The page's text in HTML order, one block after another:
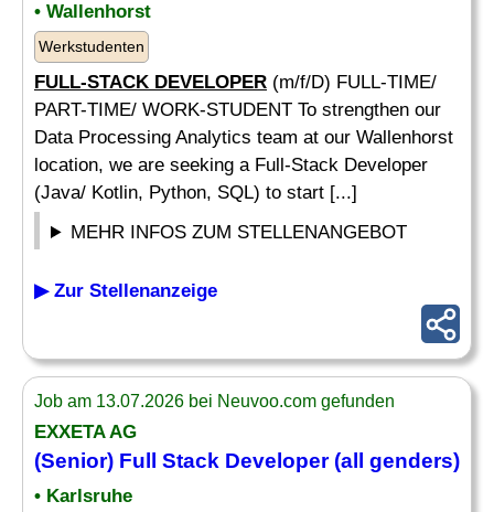
• Wallenhorst
Werkstudenten
FULL-STACK DEVELOPER (m/f/D) FULL-TIME/
PART-TIME/ WORK-STUDENT To strengthen our
Data Processing Analytics team at our Wallenhorst
location, we are seeking a Full-Stack Developer
(Java/ Kotlin, Python, SQL) to start [...]
MEHR INFOS ZUM STELLENANGEBOT
▶ Zur Stellenanzeige
Job am 13.07.2026 bei Neuvoo.com gefunden
EXXETA AG
(Senior) Full Stack Developer(all genders)
• Karlsruhe